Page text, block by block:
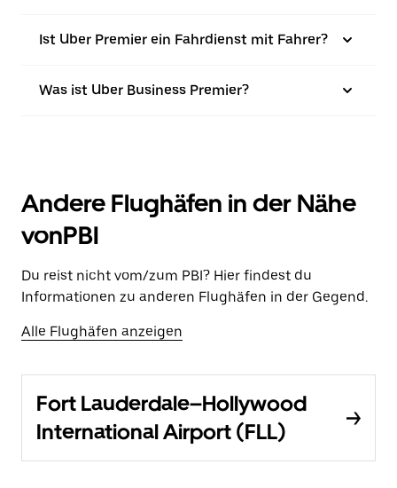
Ist Uber Premier ein Fahrdienst mit Fahrer?
Was ist Uber Business Premier?
Andere Flughäfen in der Nähe
vonPBI
Du reist nicht vom/zum PBI? Hier findest du
Informationen zu anderen Flughäfen in der Gegend.
Alle Flughäfen anzeigen
Fort Lauderdale–Hollywood
International Airport (FLL)